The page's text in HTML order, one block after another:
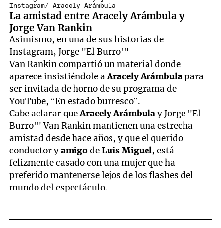
Instagram/ Aracely Arámbula
La amistad entre Aracely Arámbula y
Jorge Van Rankin
Asimismo, en una de sus historias de
Instagram, Jorge "El Burro'"
Van Rankin compartió un material donde
aparece insistiéndole aAracely Arámbulapara
ser invitada de horno de su programa de
YouTube, “En estado burresco”.
Cabe aclarar queAracely Arámbulay Jorge "El
Burro'" Van Rankin mantienen una estrecha
amistad desde hace años, y que el querido
conductor yamigodeLuis Miguel, está
felizmente casado con una mujer que ha
preferido mantenerse lejos de los flashes del
mundo del espectáculo.